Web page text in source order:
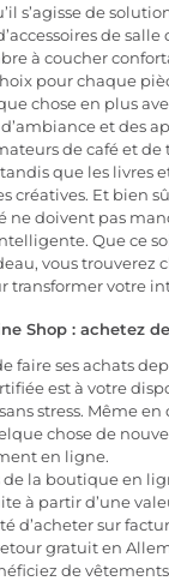
s’agisse de
de
à coucher
pour chaque
chose en plus
et des
de café et de
que les livres
créatives. Et bien
ne doivent pas
Que ce
vous trouverez
transformer votre
Shop : achetez
faire ses achats
est à votre
stress. Même
chose de
en ligne.
de la boutique en
à partir d’une
d’acheter sur
gratuit en
de